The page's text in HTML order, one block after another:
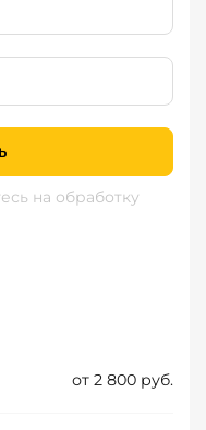
на обработку
от 2 800 руб.